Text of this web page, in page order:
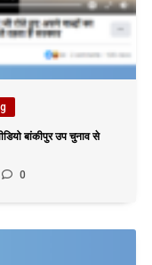
बांकीपुर उप चुनाव से
0